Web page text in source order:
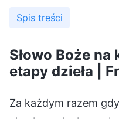
Spis treści
Słowo Boże
etapy dzieła |
Za każdym razem